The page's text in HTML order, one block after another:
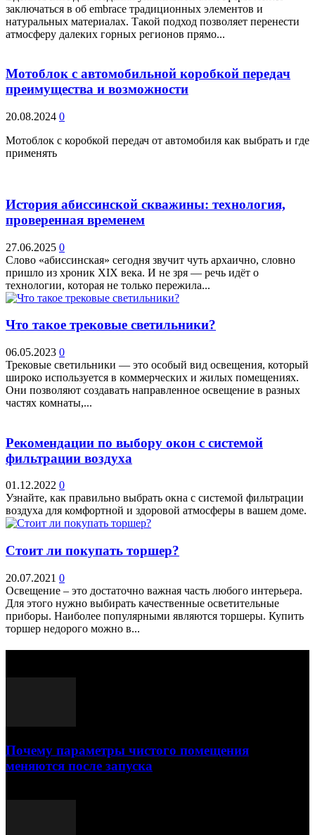
заключаться в об embrace традиционных элементов и
натуральных материалах. Такой подход позволяет перенести
атмосферу далеких горных регионов прямо...
Мотоблок с автомобильной коробкой передач
преимущества и возможности
20.08.2024 0
Мотоблок с коробкой передач от автомобиля как выбрать и где
применять
История абиссинской скважины: технология,
проверенная временем
27.06.2025 0
Слово «абиссинская» сегодня звучит чуть архаично, словно
пришло из хроник XIX века. И не зря — речь идёт о
технологии, которая не только пережила...
Что такое трековые светильники?
06.05.2023 0
Трековые светильники — это особый вид освещения, который
широко используется в коммерческих и жилых помещениях.
Они позволяют создавать направленное освещение в разных
частях комнаты,...
Рекомендации по выбору окон с системой
фильтрации воздуха
01.12.2022 0
Узнайте, как правильно выбрать окна с системой фильтрации
воздуха для комфортной и здоровой атмосферы в вашем доме.
Стоит ли покупать торшер?
20.07.2021 0
Освещение – это достаточно важная часть любого интерьера.
Для этого нужно выбирать качественные осветительные
приборы. Наиболее популярными являются торшеры. Купить
торшер недорого можно в...
Почему параметры чистого помещения
меняются после запуска